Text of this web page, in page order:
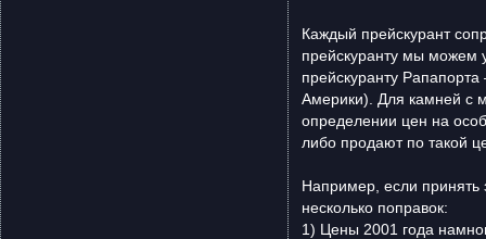
Каждый прейскурант
прейскуранту мы можем
прейскуранту
Америки). Для камней с
определении цен на
либо продают по такой
Например, если принять
несколько поправок:
1) Цены 2001 года